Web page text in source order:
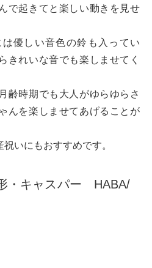
で起きてと楽しい動きを見せ
優しい音色の鈴も入ってい
きれいな音でも楽しませてく
齢時期でも大人がゆらゆらさ
んを楽しませてあげることが
いにもおすすめです。
・キャスパー HABA/